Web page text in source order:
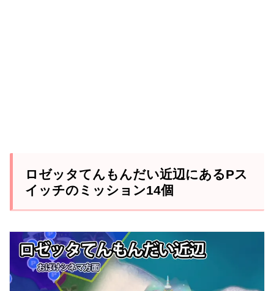
ロゼッタてんもんだい近辺にあるPス
イッチのミッション14個